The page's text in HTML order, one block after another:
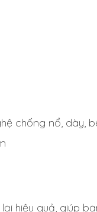
chống nổ, dày,
hiệu quả, giúp